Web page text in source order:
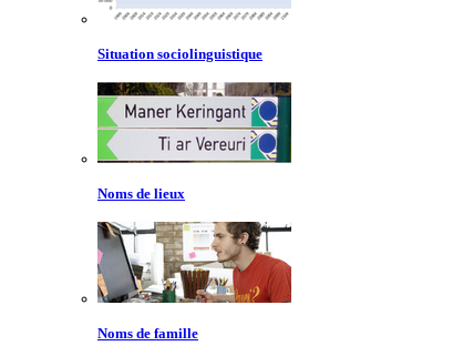
Situation sociolinguistique
Noms de lieux
Noms de famille